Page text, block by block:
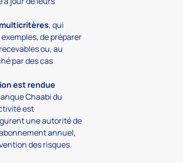
, qui
de préparer
ou, au
par des cas
est rendue
Chaabi du
est
une autorité de
annuel,
des risques.